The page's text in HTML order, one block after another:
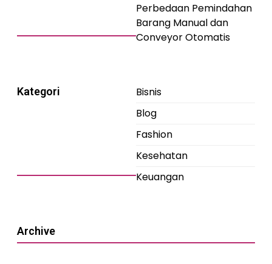
Perbedaan Pemindahan
Barang Manual dan
Conveyor Otomatis
Kategori
Bisnis
Blog
Fashion
Kesehatan
Keuangan
Archive